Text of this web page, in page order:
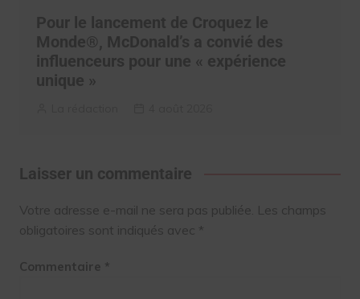
Pour le lancement de Croquez le
Monde®, McDonald’s a convié des
influenceurs pour une « expérience
unique »
Laisser un commentaire
Votre adresse e-mail ne sera pas publiée. Les champs
obligatoires sont indiqués avec *
Commentaire *